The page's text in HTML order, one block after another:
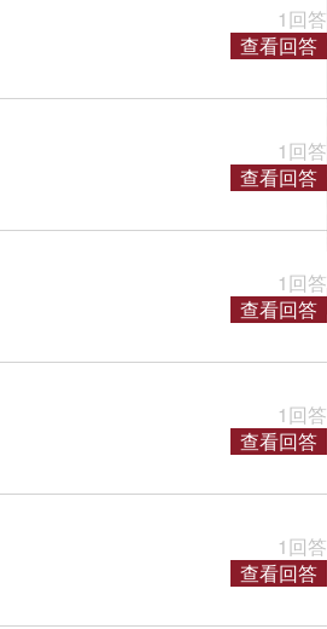
1回答
查看回答
1回答
查看回答
1回答
查看回答
1回答
查看回答
1回答
查看回答